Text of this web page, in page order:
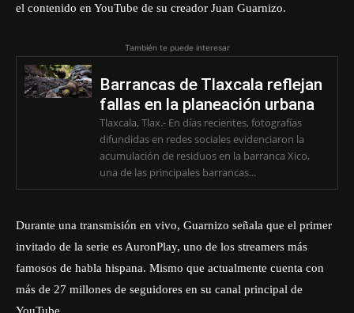
el contenido en YouTube de su creador Juan Guarnizo.
También te puede interesar
Barrancas de Tlaxcala reflejan
fallas en la planeación urbana
Tlaxcala, Tlax.- En días recientes, fotografías
difundidas en redes sociales evidenciaron la
acumulación de residuos en la barranca Xico,
una de las principales barrancas...
Durante una transmisión en vivo, Guarnizo señala que el primer
invitado de la serie es AuronPlay, uno de los streamers más
famosos de habla hispana. Mismo que actualmente cuenta con
más de 27 millones de seguidores en su canal principal de